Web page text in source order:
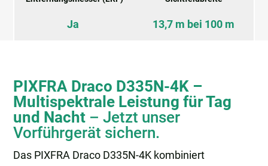
Ja 13,7 m bei 100 m
PIXFRA Draco D335N-4K –
Multispektrale Leistung für Tag
und Nacht – Jetzt unser
Vorführgerät sichern.
Das PIXFRA Draco D335N-4K kombiniert